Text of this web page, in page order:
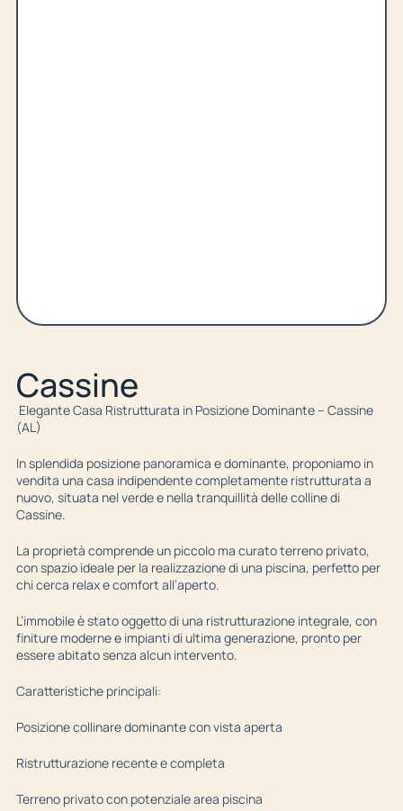
Cassine
Elegante Casa Ristrutturata in Posizione Dominante – Cassine
(AL)
In splendida posizione panoramica e dominante, proponiamo in
vendita una casa indipendente completamente ristrutturata a
nuovo, situata nel verde e nella tranquillità delle colline di
Cassine.
La proprietà comprende un piccolo ma curato terreno privato,
con spazio ideale per la realizzazione di una piscina, perfetto per
chi cerca relax e comfort all’aperto.
L’immobile è stato oggetto di una ristrutturazione integrale, con
finiture moderne e impianti di ultima generazione, pronto per
essere abitato senza alcun intervento.
Caratteristiche principali:
Posizione collinare dominante con vista aperta
Ristrutturazione recente e completa
Terreno privato con potenziale area piscina